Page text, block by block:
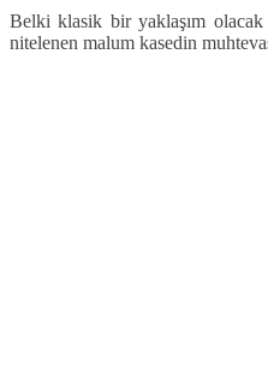
Belki klasik bir yaklaşım olacak
nitelenen malum kasedin